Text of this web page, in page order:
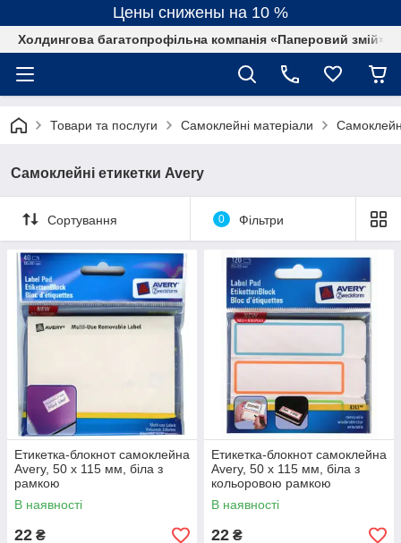
Цены снижены на 10 %
Холдингова багатопрофільна компанія «Паперовий змій»
Товари та послуги Самоклейні матеріали
Самоклейні етикетки Avery
Сортування 0 Фільтри
Етикетка-блокнот самоклейна
Avery, 50 х 115 мм, біла з
рамкою
В наявності
22 ₴
Етикетка-блокнот самоклейна
Avery, 50 х 115 мм, біла з
кольоровою рамкою
В наявності
22 ₴